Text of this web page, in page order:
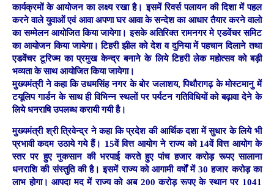
कार्यक्रमों के आयोजन का लक्ष्य रखा है। इसमें रिवर्स पलायन की दिशा में पहल
करने वाले युवाओं एवं आवा अपणा घर आवा के सन्देश का आधार तैयार करने वालो
का सम्मेलन आयोजित किया जायेगा। इसके अतिरिक्त रामनगर मे एडवेंचर समिट
का आयोजन किया जायेगा। टिहरी झील को देश व दुनिया में पहचान दिलाने तथा
एडवेंचर टूरिज्म का प्रमुख केन्द्र बनाने के लिये टिहरी लेक महोत्सव को बड़ी
भव्यता के साथ आयोजित किया जायेगा।
मुख्यमंत्री ने कहा कि उधमसिंह नगर के बोर जलाशय, पिथौरागढ़ के मोस्टमानु में
टयूलिप गार्डन के साथ ही विभिन्न स्थलों पर पर्यटन गतिविधियों को बढ़ावा देने के
लिये धनराषि उपलब्ध करायी गयी है।
मुख्यमंत्री श्री त्रिवेन्द्र ने कहा कि प्रदेश की आर्थिक दशा में सुधार के लिये भी
प्रभावी कदम उठाये गये हैं। 15वें वित्त आयोग ने राज्य को 14वें वित्त आयोग के
स्तर पर हुए नुकसान की भरपाई करते हुए पांच हजार करोड़ रूपए सालाना
धनराशि की संस्तुति की है। इसमें राज्य को आगामी वर्षों में 30 हजार करोड़ का
लाभ होगा। आपदा मद में राज्य को अब 200 करोड़ रूपए के स्थान पर 1041